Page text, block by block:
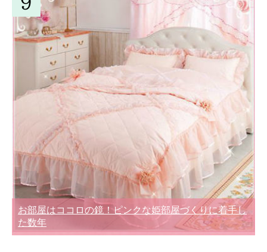
お部屋はココロの鏡！ピンクな姫部屋づくりに着手し
た数年